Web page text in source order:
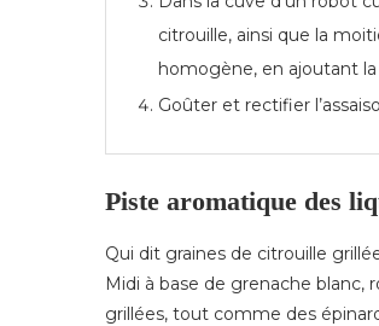
citrouille, ainsi que la
homogène, en ajoutant
Goûter et rectifier
Piste aromatique des
Qui dit graines de citrouille
Midi à base de grenache blanc,
grillées, tout comme des